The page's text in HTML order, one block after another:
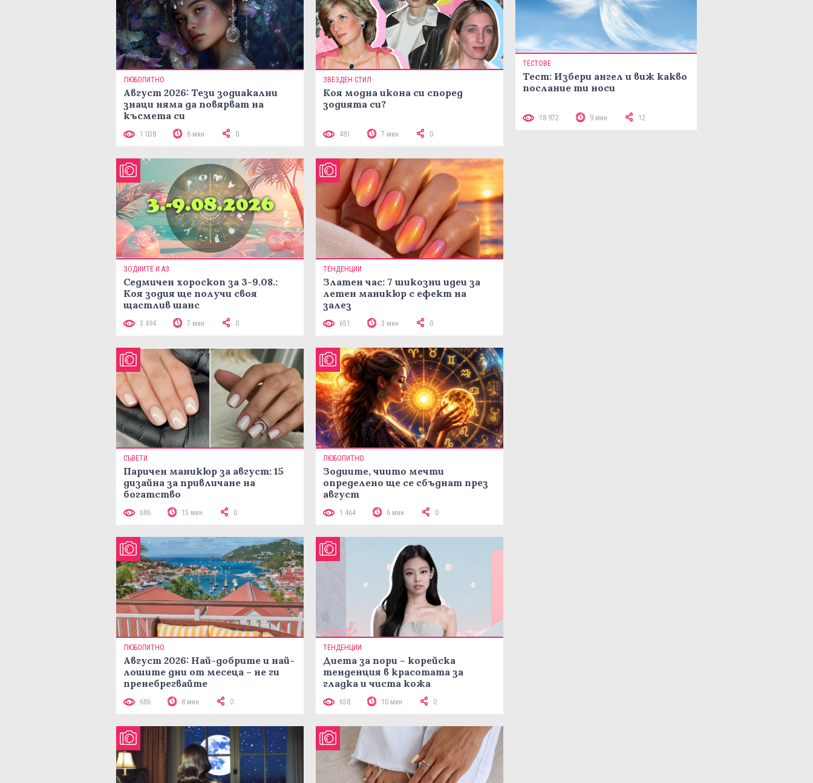
ЛЮБОПИТНО
Август 2026: Тези зодиакални
знаци няма да повярват на
късмета си
1 038 6 мин 0
ЗВЕЗДЕН СТИЛ
Коя модна икона си според
зодията си?
481 7 мин 0
ЗОДИИТЕ И АЗ
Седмичен хороскоп за 3-9.08.:
Коя зодия ще получи своя
щастлив шанс
3 494 7 мин 0
ТЕНДЕНЦИИ
Златен час: 7 шикозни идеи за
летен маникюр с ефект на
залез
651 3 мин 0
СЪВЕТИ
Паричен маникюр за август: 15
дизайна за привличане на
богатство
686 15 мин 0
ЛЮБОПИТНО
Зодиите, чиито мечти
определено ще се сбъднат през
август
1 464 6 мин 0
ЛЮБОПИТНО
Август 2026: Най-добрите и най-
лошите дни от месеца – не ги
пренебрегвайте
686 8 мин 0
ТЕНДЕНЦИИ
Диета за пори – корейска
тенденция в красотата за
гладка и чиста кожа
658 10 мин 0
ТЕСТОВЕ
Тест: Избери ангел и виж какво
послание ти носи
18 972 9 мин 12